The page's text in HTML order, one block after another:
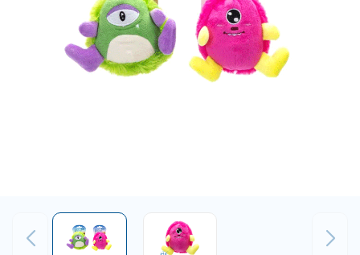
Ankstesnis Tęsti